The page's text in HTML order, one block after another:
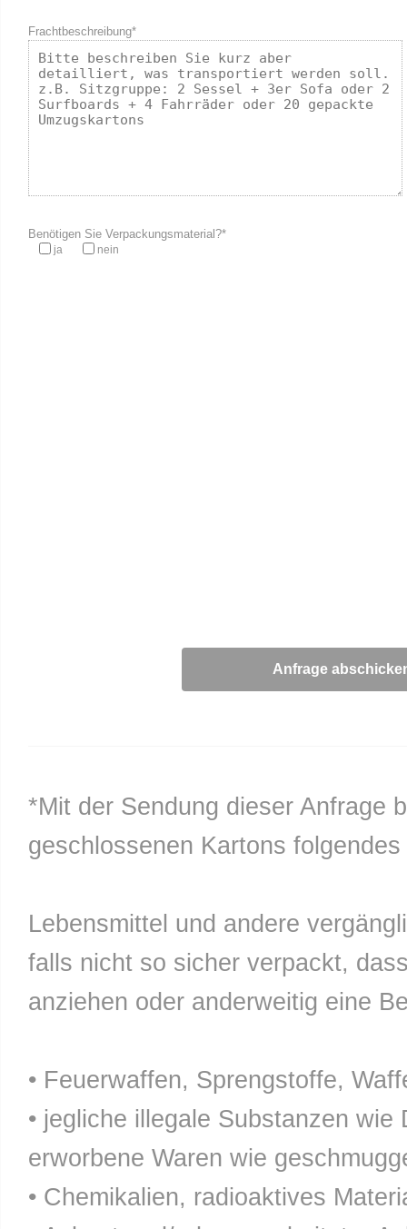
Frachtbeschreibung*
Benötigen Sie Verpackungsmaterial?*
ja nein
*Mit der Sendung dieser Anfrage
geschlossenen Kartons
Lebensmittel und andere
falls nicht so sicher verpackt,
anziehen oder anderweitig eine
• Feuerwaffen, Sprengstoffe,
• jegliche illegale Substanzen
erworbene Waren wie
• Chemikalien, radioaktives